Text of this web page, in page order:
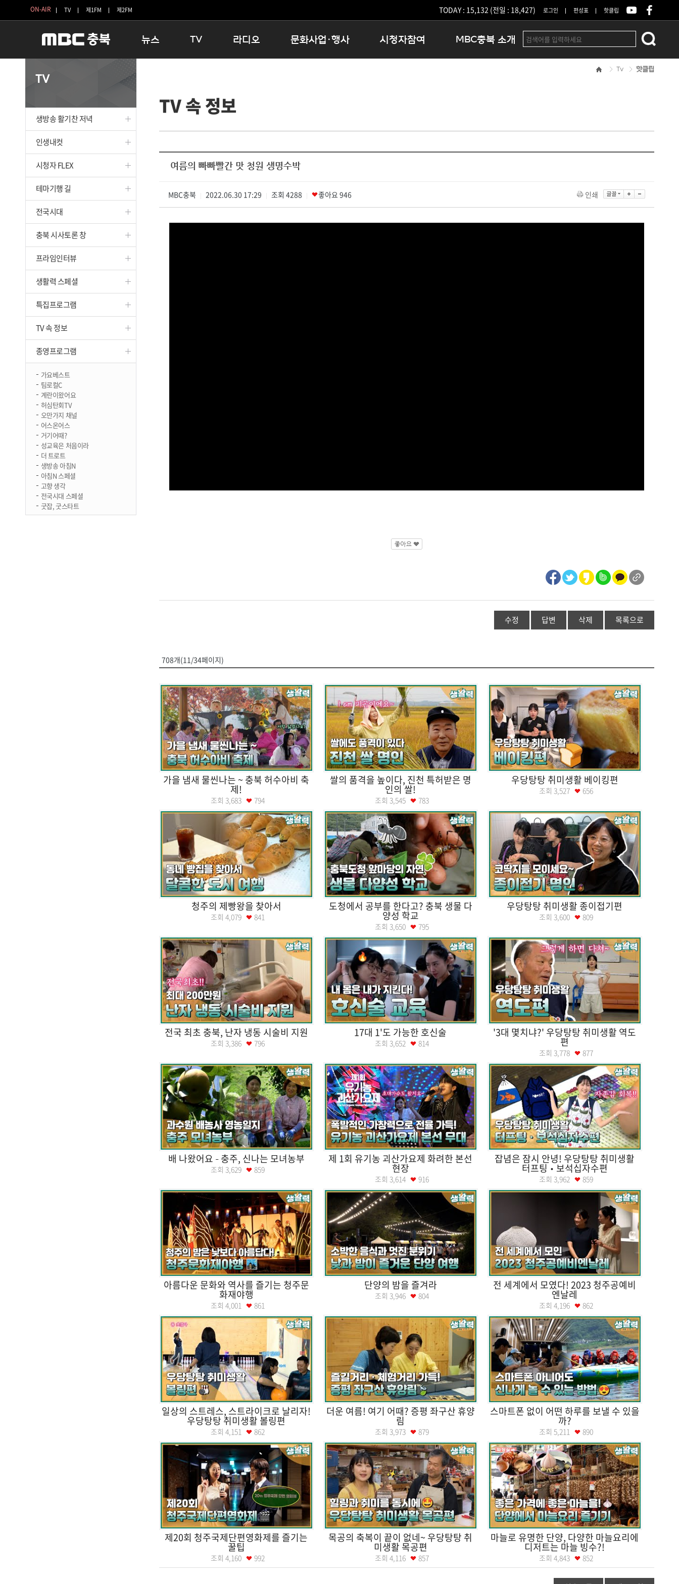
ON-AIR TV 제1FM 제2FM TODAY : 15,132 (전일 : 18,427) 로그인 편성표 핫클립
뉴스
보은
옥천
TV
인생내컷
테마기행 길
시청자 FLEX
특집프로그램
종영프로그램
라디오
16:00 완벽한 하루
우리 고향, 부탁해!
문화사업·행사
충청북도 음식문화페스타
청원생명쌀 대청호마라톤
로컬 콘텐츠 Hub
문화행사 아카이빙
시청자참여 MBC충북 소개
오시는길
TV
생방송 활기찬 저녁
인생내컷
시청자 FLEX
테마기행 길
전국시대
충북 시사토론 창
프라임인터뷰
생활력 스페셜
특집프로그램
TV 속 정보
종영프로그램
가요베스트
팀로컬C
계란이왔어요
허심탄회TV
오만가지 채널
어스온어스
거기어때?
성교육은 처음이라
더 트로트
생방송 아침N
아침N 스페셜
고향 생각
전국시대 스페셜
굿잡, 굿스타트
Tv 핫클립
TV 속 정보
여름의 빠빠빨간 맛 청원 생명수박
MBC충북 2022.06.30 17:29 조회 4288 좋아요946 인쇄
수정 답변 삭제 목록으로
708개(11/34페이지)
가을 냄새 물씬나는 ~ 충북 허수아비 축
제!
조회 3,683 794
쌀의 품격을 높이다, 진천 특허받은 명
인의 쌀!
조회 3,545 783
우당탕탕 취미생활 베이킹편
조회 3,527 656
청주의 제빵왕을 찾아서
조회 4,079 841
도청에서 공부를 한다고? 충북 생물 다
양성 학교
조회 3,650 795
우당탕탕 취미생활 종이접기편
조회 3,600 809
전국 최초 충북, 난자 냉동 시술비 지원
조회 3,386 796
17대 1'도 가능한 호신술
조회 3,652 814
'3대 몇치냐?' 우당탕탕 취미생활 역도
편
조회 3,778 877
배 나왔어요 – 충주, 신나는 모녀농부
조회 3,629 859
제 1회 유기농 괴산가요제 화려한 본선
현장
조회 3,614 916
잡념은 잠시 안녕! 우당탕탕 취미생활
터프팅•보석십자수편
조회 3,962 859
아름다운 문화와 역사를 즐기는 청주문
화재야행
조회 4,001 861
단양의 밤을 즐겨라
조회 3,946 804
전 세계에서 모였다! 2023 청주공예비
엔날레
조회 4,196 862
일상의 스트레스, 스트라이크로 날리자!
우당탕탕 취미생활 볼링편
조회 4,151 862
더운 여름! 여기 어때? 증평 좌구산 휴양
림
조회 3,973 879
스마트폰 없이 어떤 하루를 보낼 수 있을
까?
조회 5,211 890
제20회 청주국제단편영화제를 즐기는
꿀팁
조회 4,160 992
목공의 축복이 끝이 없네~ 우당탕탕 취
미생활 목공편
조회 4,116 857
마늘로 유명한 단양, 다양한 마늘요리에
디저트는 마늘 빙수?!
조회 4,843 852